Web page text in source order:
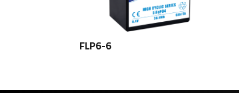
FLP6-6